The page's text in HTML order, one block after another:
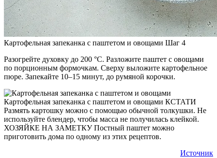
Картофельная запеканка с паштетом и овощами Шаг 4
Разогрейте духовку до 200 °С. Разложите паштет с овощами
по порционным формочкам. Сверху выложите картофельное
пюре. Запекайте 10–15 минут, до румяной корочки.
Картофельная запеканка с паштетом и овощами КСТАТИ
Размять картошку можно с помощью обычной толкушки. Не
используйте блендер, чтобы масса не получилась клейкой.
ХОЗЯЙКЕ НА ЗАМЕТКУ Постный паштет можно
приготовить дома по одному из этих рецептов.
Источник